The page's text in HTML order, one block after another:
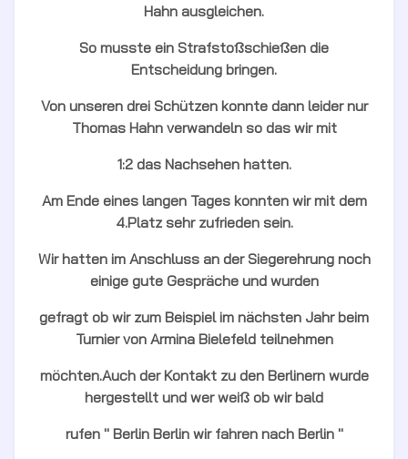
Hahn ausgleichen.
So musste ein Strafstoßschießen die
Entscheidung bringen.
Von unseren drei Schützen konnte dann leider nur
Thomas Hahn verwandeln so das wir mit
1:2 das Nachsehen hatten.
Am Ende eines langen Tages konnten wir mit dem
4.Platz sehr zufrieden sein.
Wir hatten im Anschluss an der Siegerehrung noch
einige gute Gespräche und wurden
gefragt ob wir zum Beispiel im nächsten Jahr beim
Turnier von Armina Bielefeld teilnehmen
möchten.Auch der Kontakt zu den Berlinern wurde
hergestellt und wer weiß ob wir bald
rufen '' Berlin Berlin wir fahren nach Berlin ''